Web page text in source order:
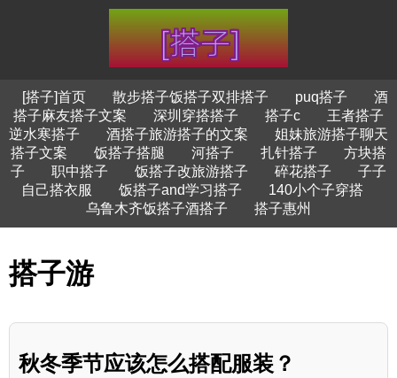
[搭子]首页 散步搭子饭搭子双排搭子 puq搭子
酒
搭子麻友搭子文案
深圳穿搭搭子 搭子c
王者搭子
逆水寒搭子
酒搭子旅游搭子的文案
姐妹旅游搭子聊天
搭子文案
饭搭子搭腿 河搭子 扎针搭子
方块搭
子
职中搭子 饭搭子改旅游搭子 碎花搭子
子子
自己搭衣服
饭搭子and学习搭子
140小个子穿搭
乌鲁木齐饭搭子酒搭子
搭子惠州
搭子游
秋冬季节应该怎么搭配服装？